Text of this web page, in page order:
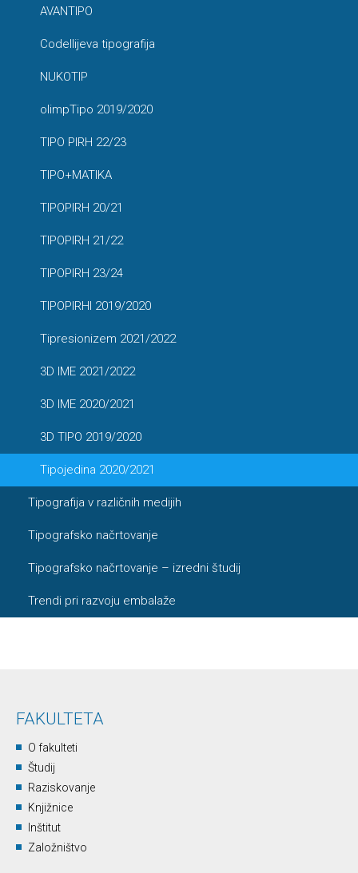
AVANTIPO
Codellijeva tipografija
NUKOTIP
olimpTipo 2019/2020
TIPO PIRH 22/23
TIPO+MATIKA
TIPOPIRH 20/21
TIPOPIRH 21/22
TIPOPIRH 23/24
TIPOPIRHI 2019/2020
Tipresionizem 2021/2022
3D IME 2021/2022
3D IME 2020/2021
3D TIPO 2019/2020
Tipojedina 2020/2021
Tipografija v različnih medijih
Tipografsko načrtovanje
Tipografsko načrtovanje – izredni študij
Trendi pri razvoju embalaže
FAKULTETA
O fakulteti
Študij
Raziskovanje
Knjižnice
Inštitut
Založništvo